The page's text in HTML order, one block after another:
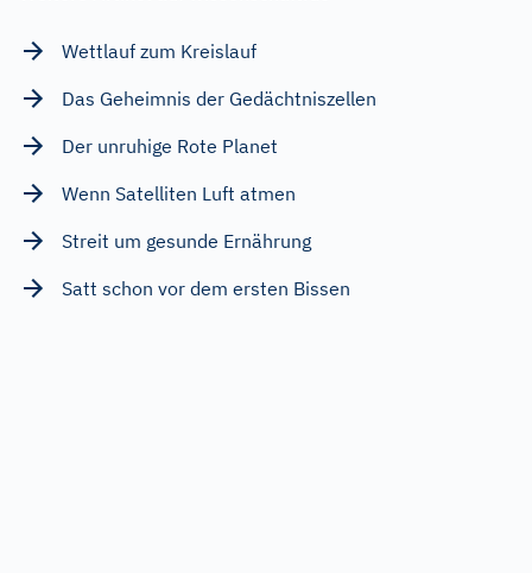
Wettlauf zum Kreislauf
Das Geheimnis der Gedächtniszellen
Der unruhige Rote Planet
Wenn Satelliten Luft atmen
Streit um gesunde Ernährung
Satt schon vor dem ersten Bissen